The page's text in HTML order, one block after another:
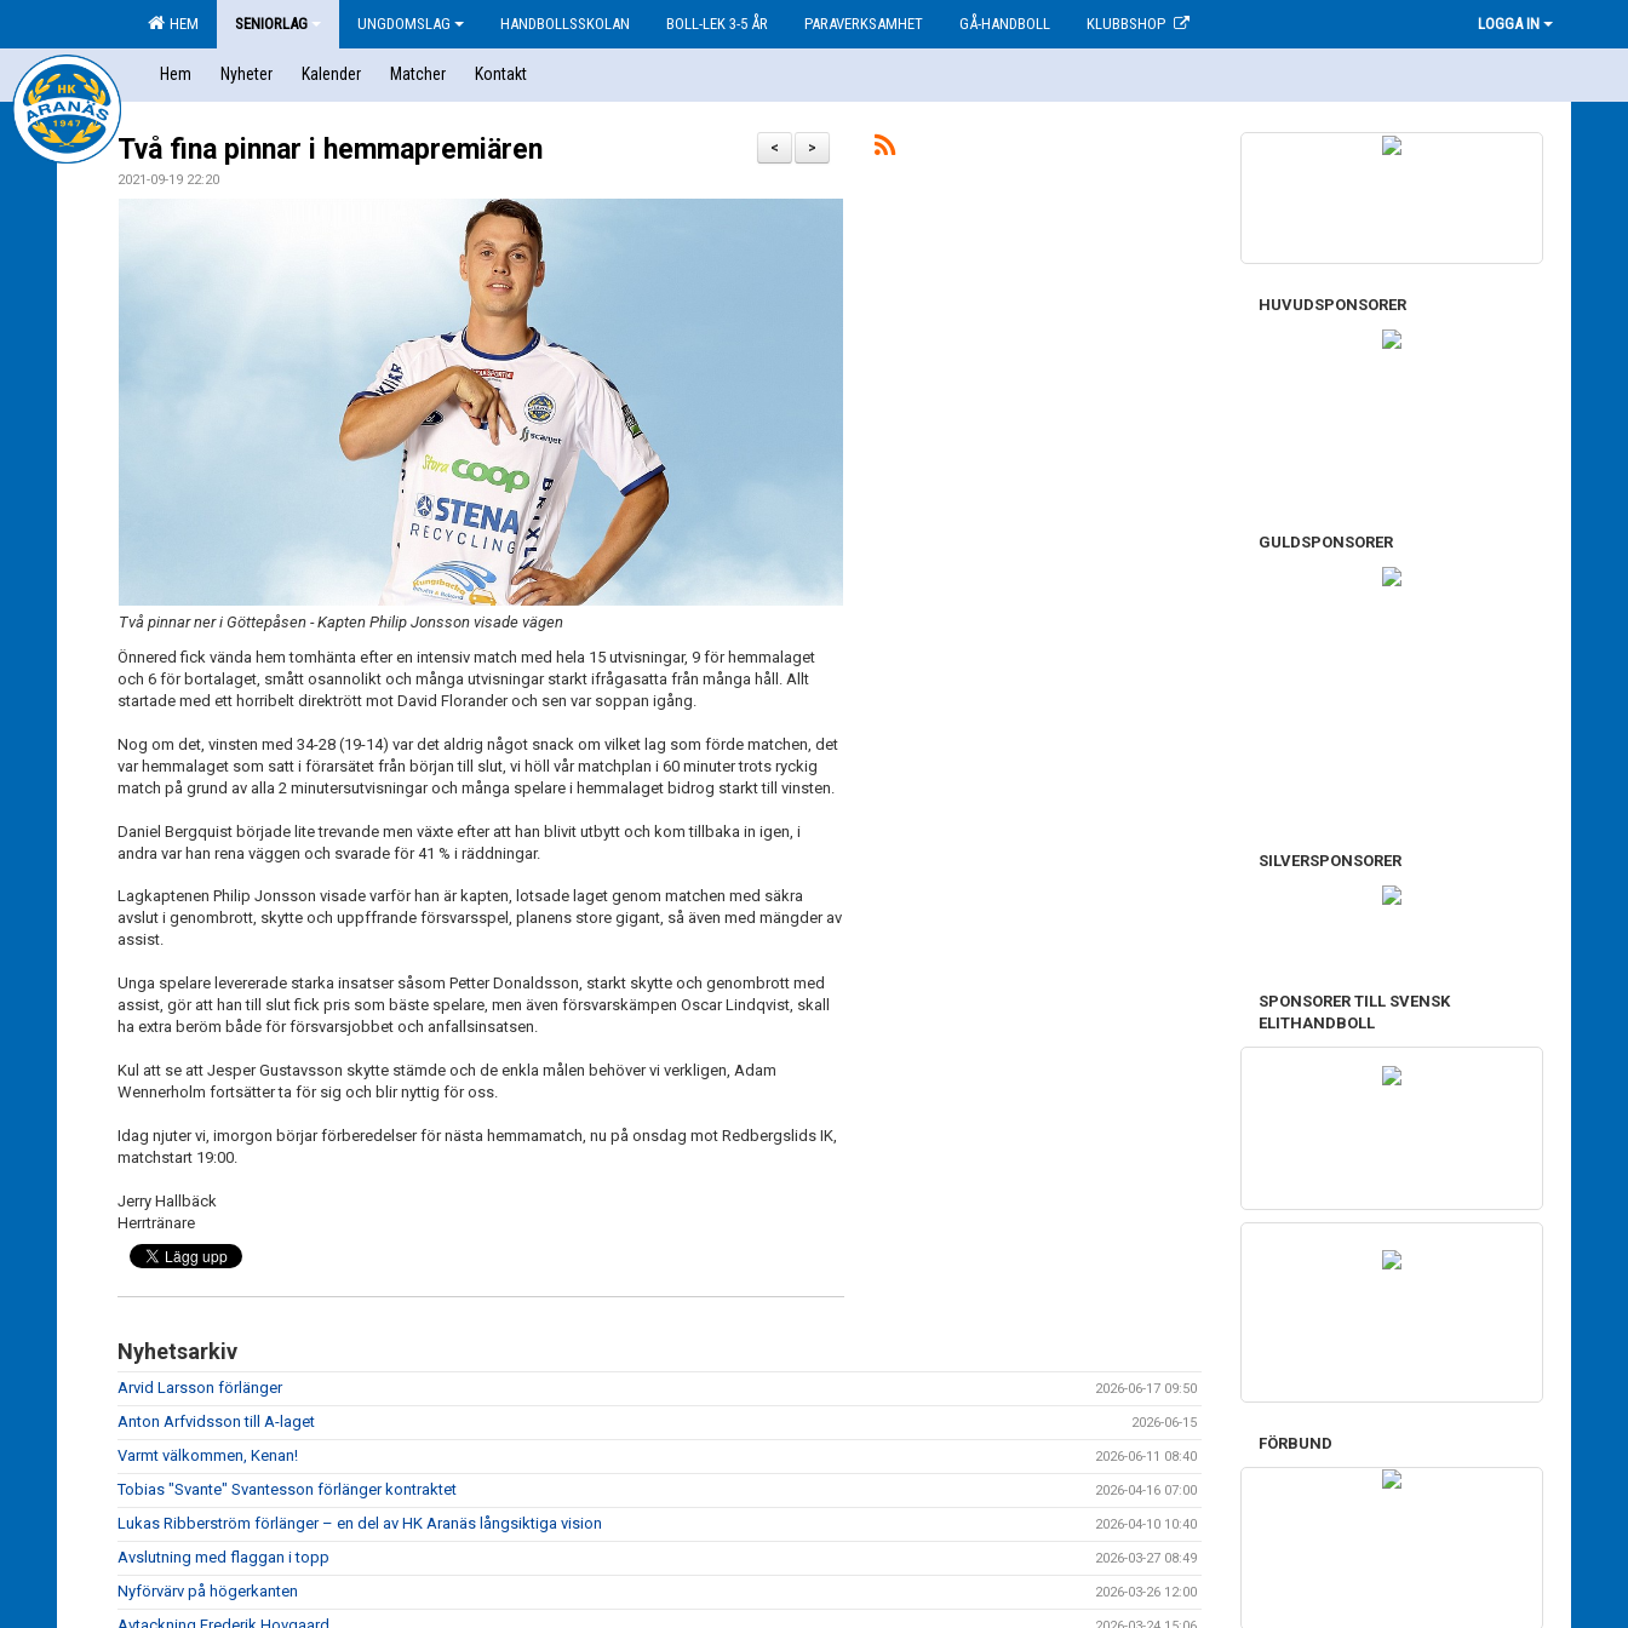
HEM SENIORLAG UNGDOMSLAG HANDBOLLSSKOLAN BOLL-LEK 3-5 ÅR PARAVERKSAMHET GÅ-HANDBOLL KLUBBSHOP LOGGA IN
Hem Nyheter Kalender Matcher Kontakt
>
<
Två fina pinnar i hemmapremiären
2021-09-19 22:20
Två pinnar ner i Göttepåsen - Kapten Philip Jonsson visade vägen
Önnered fick vända hem tomhänta efter en intensiv match med hela 15 utvisningar, 9 för hemmalaget
och 6 för bortalaget, smått osannolikt och många utvisningar starkt ifrågasatta från många håll. Allt
startade med ett horribelt direktrött mot David Florander och sen var soppan igång.
Nog om det, vinsten med 34-28 (19-14) var det aldrig något snack om vilket lag som förde matchen, det
var hemmalaget som satt i förarsätet från början till slut, vi höll vår matchplan i 60 minuter trots ryckig
match på grund av alla 2 minutersutvisningar och många spelare i hemmalaget bidrog starkt till vinsten.
Daniel Bergquist började lite trevande men växte efter att han blivit utbytt och kom tillbaka in igen, i
andra var han rena väggen och svarade för 41 % i räddningar.
Lagkaptenen Philip Jonsson visade varför han är kapten, lotsade laget genom matchen med säkra
avslut i genombrott, skytte och uppffrande försvarsspel, planens store gigant, så även med mängder av
assist.
Unga spelare levererade starka insatser såsom Petter Donaldsson, starkt skytte och genombrott med
assist, gör att han till slut fick pris som bäste spelare, men även försvarskämpen Oscar Lindqvist, skall
ha extra beröm både för försvarsjobbet och anfallsinsatsen.
Kul att se att Jesper Gustavsson skytte stämde och de enkla målen behöver vi verkligen, Adam
Wennerholm fortsätter ta för sig och blir nyttig för oss.
Idag njuter vi, imorgon börjar förberedelser för nästa hemmamatch, nu på onsdag mot Redbergslids IK,
matchstart 19:00.
Jerry Hallbäck
Herrtränare
Nyhetsarkiv
Arvid Larsson förlänger 2026-06-17 09:50
Anton Arfvidsson till A-laget 2026-06-15
Varmt välkommen, Kenan! 2026-06-11 08:40
Tobias "Svante" Svantesson förlänger kontraktet 2026-04-16 07:00
Lukas Ribberström förlänger – en del av HK Aranäs långsiktiga vision 2026-04-10 10:40
Avslutning med flaggan i topp 2026-03-27 08:49
Nyförvärv på högerkanten 2026-03-26 12:00
HUVUDSPONSORER
GULDSPONSORER
SILVERSPONSORER
SPONSORER TILL SVENSK
ELITHANDBOLL
FÖRBUND